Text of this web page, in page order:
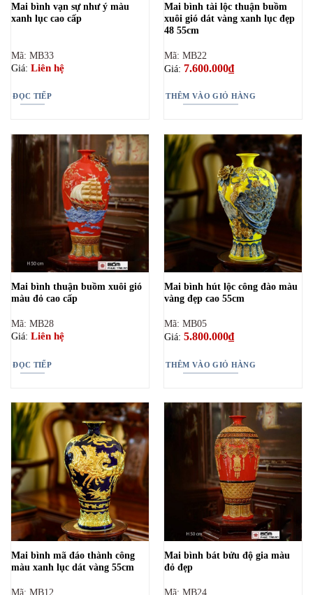
Mai bình vạn sự như ý màu
xanh lục cao cấp
Mã: MB33
Giá: Liên hệ
ĐỌC TIẾP
Mai bình tài lộc thuận buồm
xuôi gió dát vàng xanh lục đẹp
48 55cm
Mã: MB22
Giá: 7.600.000₫
THÊM VÀO GIỎ HÀNG
Mai bình thuận buồm xuôi gió
màu đỏ cao cấp
Mã: MB28
Giá: Liên hệ
ĐỌC TIẾP
Mai bình hút lộc công đào màu
vàng đẹp cao 55cm
Mã: MB05
Giá: 5.800.000₫
THÊM VÀO GIỎ HÀNG
Mai bình mã đáo thành công
màu xanh lục dát vàng 55cm
Mã: MB12
Mai bình bát bửu độ gia màu
đỏ đẹp
Mã: MB24